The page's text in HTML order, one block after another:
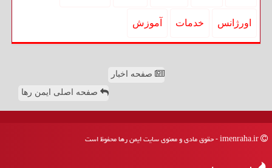
اورژانس خدمات آموزش
صفحه اخبار
صفحه اصلی ایمن رها